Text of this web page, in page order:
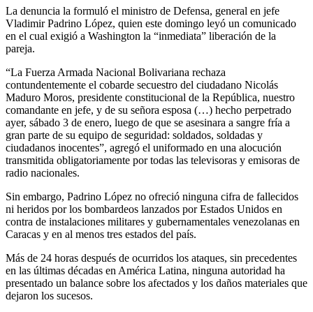
La denuncia la formuló el ministro de Defensa, general en jefe
Vladimir Padrino López, quien este domingo leyó un comunicado
en el cual exigió a Washington la “inmediata” liberación de la
pareja.
“La Fuerza Armada Nacional Bolivariana rechaza
contundentemente el cobarde secuestro del ciudadano Nicolás
Maduro Moros, presidente constitucional de la República, nuestro
comandante en jefe, y de su señora esposa (…) hecho perpetrado
ayer, sábado 3 de enero, luego de que se asesinara a sangre fría a
gran parte de su equipo de seguridad: soldados, soldadas y
ciudadanos inocentes”, agregó el uniformado en una alocución
transmitida obligatoriamente por todas las televisoras y emisoras de
radio nacionales.
Sin embargo, Padrino López no ofreció ninguna cifra de fallecidos
ni heridos por los bombardeos lanzados por Estados Unidos en
contra de instalaciones militares y gubernamentales venezolanas en
Caracas y en al menos tres estados del país.
Más de 24 horas después de ocurridos los ataques, sin precedentes
en las últimas décadas en América Latina, ninguna autoridad ha
presentado un balance sobre los afectados y los daños materiales que
dejaron los sucesos.